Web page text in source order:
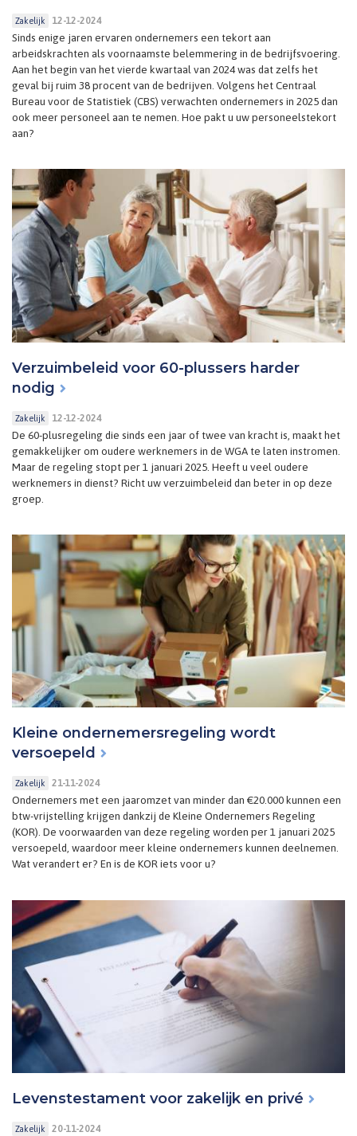
Zakelijk 12-12-2024
Sinds enige jaren ervaren ondernemers een tekort aan
arbeidskrachten als voornaamste belemmering in de bedrijfsvoering.
Aan het begin van het vierde kwartaal van 2024 was dat zelfs het
geval bij ruim 38 procent van de bedrijven. Volgens het Centraal
Bureau voor de Statistiek (CBS) verwachten ondernemers in 2025 dan
ook meer personeel aan te nemen. Hoe pakt u uw personeelstekort
aan?
Verzuimbeleid voor 60-plussers harder
nodig
Zakelijk 12-12-2024
De 60-plusregeling die sinds een jaar of twee van kracht is, maakt het
gemakkelijker om oudere werknemers in de WGA te laten instromen.
Maar de regeling stopt per 1 januari 2025. Heeft u veel oudere
werknemers in dienst? Richt uw verzuimbeleid dan beter in op deze
groep.
Kleine ondernemersregeling wordt
versoepeld
Zakelijk 21-11-2024
Ondernemers met een jaaromzet van minder dan €20.000 kunnen een
btw-vrijstelling krijgen dankzij de Kleine Ondernemers Regeling
(KOR). De voorwaarden van deze regeling worden per 1 januari 2025
versoepeld, waardoor meer kleine ondernemers kunnen deelnemen.
Wat verandert er? En is de KOR iets voor u?
Levenstestament voor zakelijk en privé
Zakelijk 20-11-2024